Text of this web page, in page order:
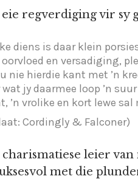
regverdiging vir sy
diens is daar klein
oorvloed en versadiging,
nie hierdie kant met ’n
jy daarmee loop ’n
’n vrolike en kort lewe sal
Cordingly & Falconer)
charismatiese leier
met die